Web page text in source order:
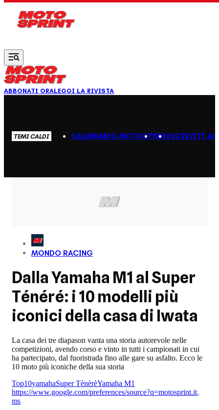
ABBONATI ORALEGGI LA RIVISTA
TEMI CALDI CALENDARIO MOTOGPSBKISCRIVITI AL
MONDO RACING
Dalla Yamaha M1 al Super
Ténéré: i 10 modelli più
iconici della casa di Iwata
La casa dei tre diapason vanta una storia autorevole nelle
competizioni, avendo corso e vinto in tutti i campionati in cui
ha partecipato, dal fuoristrada fino alle gare su asfalto. Ecco le
10 moto più iconiche della sua storia
Top10yamahaSuper TènèrèYamaha M1
https://www.google.com/preferences/source?q=motosprint.it,
ms